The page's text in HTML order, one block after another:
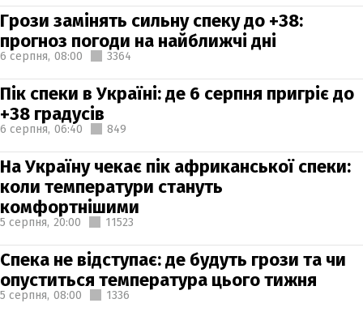
Грози замінять сильну спеку до +38:
прогноз погоди на найближчі дні
6 серпня, 08:00 3364
Пік спеки в Україні: де 6 серпня пригріє до
+38 градусів
6 серпня, 06:40 849
На Україну чекає пік африканської спеки:
коли температури стануть
комфортнішими
5 серпня, 20:00 11523
Спека не відступає: де будуть грози та чи
опуститься температура цього тижня
5 серпня, 08:00 1336